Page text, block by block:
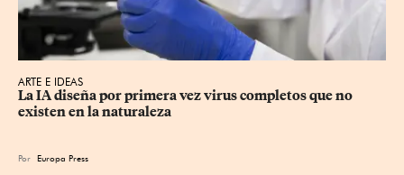
ARTE E IDEAS
La IA diseña por primera vez virus completos que no
existen en la naturaleza
Por Europa Press